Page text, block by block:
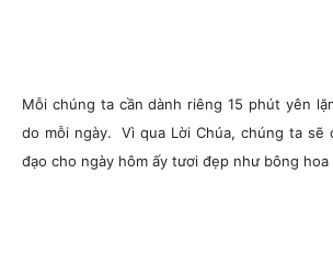
Mỗi chúng ta cần dành riêng 15 phút yên
do mỗi ngày. Vì qua Lời Chúa, chúng ta sẽ
đạo cho ngày hôm ấy tươi đẹp như bông hoa